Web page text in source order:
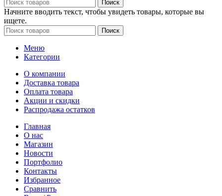
Поиск
Начните вводить текст, чтобы увидеть товары, которые вы
ищете.
Поиск
Меню
Категории
О компании
Доставка товара
Оплата товара
Акции и скидки
Распродажа остатков
Главная
О нас
Магазин
Новости
Портфолио
Контакты
Избранное
Сравнить